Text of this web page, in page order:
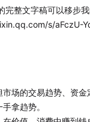
款小程序，它是普
所以愿意接这样的
里面指数才是那个
的指数基金。
在红色火箭上查
的持仓数据，而
完整文字稿可以移步我
s/aFczU-
市场的交易趋势、资
拿趋势。